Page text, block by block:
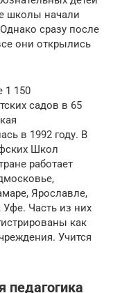
школы начали
сразу после
они открылись
1 150
садов в 65
в 1992 году. В
Школ
работает
Ярославле,
Уфе. Часть из них
как
Учится
педагогика